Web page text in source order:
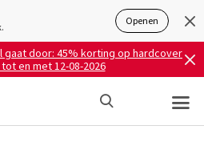
Openen
gaat door: 45% korting op hardcover
en met 12-08-2026